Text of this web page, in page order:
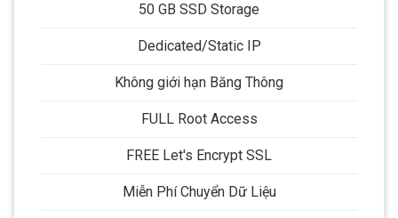
50 GB SSD Storage
Dedicated/Static IP
Không giới hạn Băng Thông
FULL Root Access
FREE Let's Encrypt SSL
Miễn Phí Chuyển Dữ Liệu